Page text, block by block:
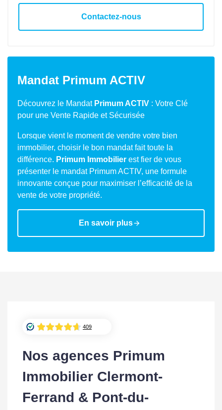
Contactez-nous
Mandat Primum ACTIV
Découvrez le Mandat Primum ACTIV : Votre Clé
pour une Vente Rapide et Sécurisée
Lorsque vient le moment de vendre votre bien
immobilier, choisir le bon mandat fait toute la
différence. Primum Immobilier est fier de vous
présenter le mandat Primum ACTIV, une formule
innovante conçue pour maximiser l’efficacité de la
vente de votre propriété.
En savoir plus
Nos agences Primum
Immobilier Clermont-
Ferrand & Pont-du-